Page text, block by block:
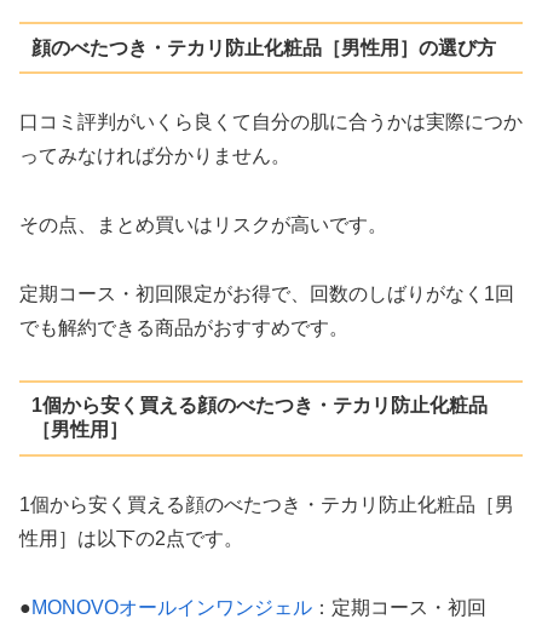
顔のべたつき・テカリ防止化粧品［男性用］の選び方
口コミ評判がいくら良くて自分の肌に合うかは実際につか
ってみなければ分かりません。
その点、まとめ買いはリスクが高いです。
定期コース・初回限定がお得で、回数のしばりがなく1回
でも解約できる商品がおすすめです。
1個から安く買える顔のべたつき・テカリ防止化粧品
［男性用］
1個から安く買える顔のべたつき・テカリ防止化粧品［男
性用］は以下の2点です。
●MONOVOオールインワンジェル ：定期コース・初回